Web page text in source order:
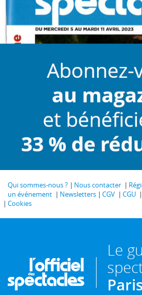
Qui sommes-nous ? Nous contacter
un événement
Newsletters CGV CGU
Cookies
Le
Paris